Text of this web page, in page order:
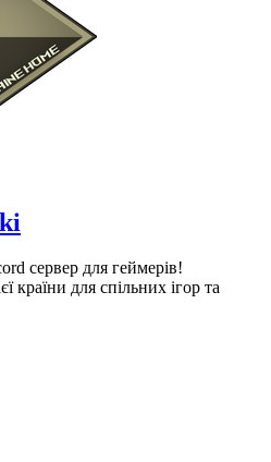
сервер для геймерів!
країни для спільних ігор та